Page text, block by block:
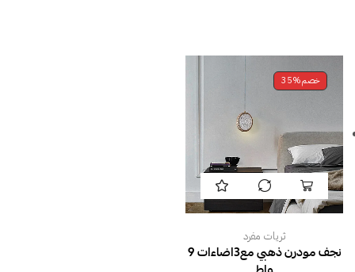
خصم35%
ثريات مفرد
نجف مودرن ذهبي مع3اضاءات 9